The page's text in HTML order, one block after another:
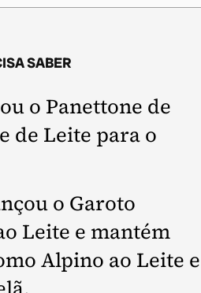
SABER
o Panettone de
de Leite para o
o Garoto
Leite e mantém
Alpino ao Leite e